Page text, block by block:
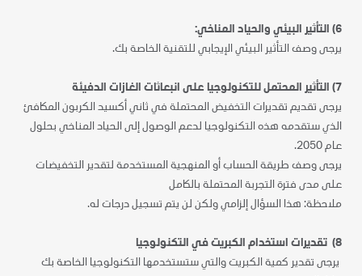
6) التأثير البيئي والحياد المناخي:
يرجى وصف التأثير البيئي الإيجابي للتقنية الخاصة بك.
7) التأثير المحتمل للتكنولوجيا على انبعاثات الغازات الدفيئة
يرجى تقديم تقديرات التخفيض المحتملة في ثاني أكسيد الكربون المكافئ
الذي ستقدمه هذه التكنولوجيا لدعم الوصول إلى الحياد المناخي بحلول
عام 2050.
يرجى وصف طريقة الحساب أو المنهجية المستخدمة لتقدير التخفيضات
على مدى فترة التجربة المحتملة بالكامل
ملاحظة: هذا السؤال إلزامي ولكن لن يتم تسجيل درجات له.
8) تقديرات استخدام الكبريت في التكنولوجيا
يرجى تقدير كمية الكبريت والتي ستستخدمها التكنولوجيا الخاصة بك